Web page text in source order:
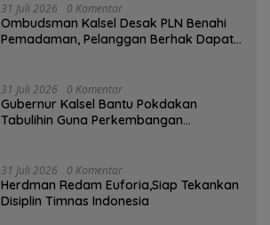
31 Juli 2026 0 Komentar
Ombudsman Kalsel Desak PLN Benahi
Pemadaman, Pelanggan Berhak Dapat
31 Juli 2026 0 Komentar
Gubernur Kalsel Bantu Pokdakan
Tabulihin Guna Perkembangan
31 Juli 2026 0 Komentar
Herdman Redam Euforia,Siap Tekankan
Disiplin Timnas Indonesia